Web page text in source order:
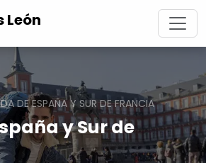
DE ESPAÑA Y SUR DE FRANCIA
y Sur de